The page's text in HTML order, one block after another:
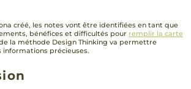
créé, les notes vont être identifiées en tant que
bénéfices et difficultés pour remplir la carte
la méthode Design Thinking va permettre
informations précieuses.